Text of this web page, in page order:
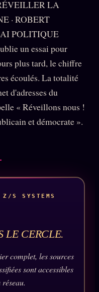
12 PRODUITS
LA
· ROBERT
POLITIQUE
un essai pour
plus tard, le chiffre
écoulés. La totalité
d'adresses du
« Réveillons nous !
et démocrate ».
S SYSTEMS
LE CERCLE.
complet, les sources
sont accessibles